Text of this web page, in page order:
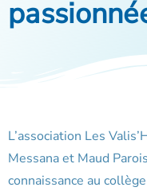
L’association Les
Messana et Maud
connaissance au